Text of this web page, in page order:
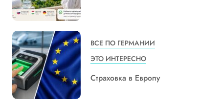
ВСЕ ПО ГЕРМАНИИ
ЭТО ИНТЕРЕСНО
Страховка в Европу